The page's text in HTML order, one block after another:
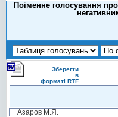
Поіменне голосування
Зберегти
в
форматі RTF
Азаров М.Я.